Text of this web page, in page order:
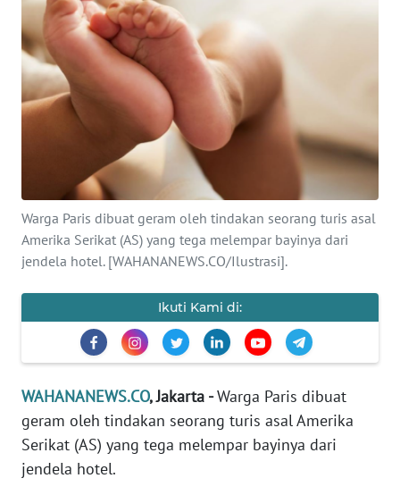
Warga Paris dibuat geram oleh tindakan seorang turis asal
Amerika Serikat (AS) yang tega melempar bayinya dari
jendela hotel. [WAHANANEWS.CO/Ilustrasi].
Ikuti Kami di:
WAHANANEWS.CO, Jakarta -Warga Paris dibuat
geram oleh tindakan seorang turis asal Amerika
Serikat (AS) yang tega melempar bayinya dari
jendela hotel.
SAINS-TEKNO
KESEHATAN
INTERNASIONAL
SERBA-SERBI
PENDIDIKAN
OLAHRAGA
EDITORIAL
INDEKS
BERITA